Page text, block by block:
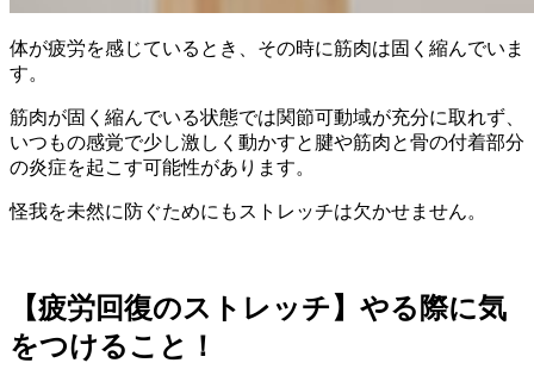
体が疲労を感じているとき、その時に筋肉は固く縮んでいま
す。
筋肉が固く縮んでいる状態では関節可動域が充分に取れず、
いつもの感覚で少し激しく動かすと腱や筋肉と骨の付着部分
の炎症を起こす可能性があります。
怪我を未然に防ぐためにもストレッチは欠かせません。
【疲労回復のストレッチ】やる際に気
をつけること！